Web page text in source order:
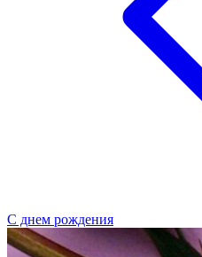
С днем рождения